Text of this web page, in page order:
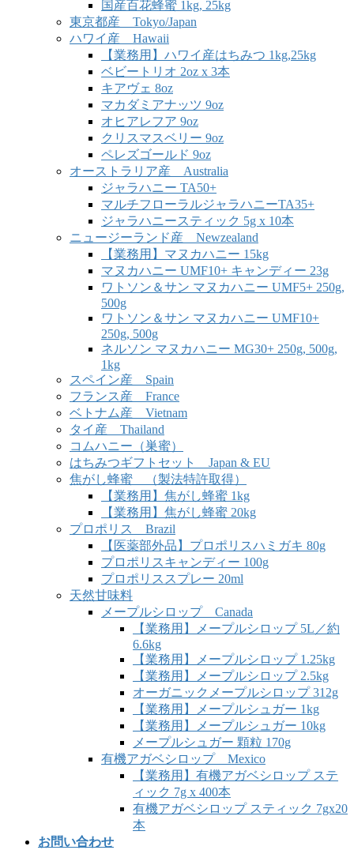
国産百花蜂蜜 1kg, 25kg
東京都産 Tokyo/Japan
ハワイ産 Hawaii
【業務用】ハワイ産はちみつ 1kg,25kg
ベビートリオ 2oz x 3本
キアヴェ 8oz
マカダミアナッツ 9oz
オヒアレフア 9oz
クリスマスベリー 9oz
ペレズゴールド 9oz
オーストラリア産 Australia
ジャラハニー TA50+
マルチフローラルジャラハニーTA35+
ジャラハニースティック 5g x 10本
ニュージーランド産 Newzealand
【業務用】マヌカハニー 15kg
マヌカハニー UMF10+ キャンディー 23g
ワトソン＆サン マヌカハニー UMF5+ 250g,
500g
ワトソン＆サン マヌカハニー UMF10+
250g, 500g
ネルソン マヌカハニー MG30+ 250g, 500g,
1kg
スペイン産 Spain
フランス産 France
ベトナム産 Vietnam
タイ産 Thailand
コムハニー（巣蜜）
はちみつギフトセット Japan & EU
焦がし蜂蜜 （製法特許取得）
【業務用】焦がし蜂蜜 1kg
【業務用】焦がし蜂蜜 20kg
プロポリス Brazil
【医薬部外品】プロポリスハミガキ 80g
プロポリスキャンディー 100g
プロポリススプレー 20ml
天然甘味料
メープルシロップ Canada
【業務用】メープルシロップ 5L／約
6.6kg
【業務用】メープルシロップ 1.25kg
【業務用】メープルシロップ 2.5kg
オーガニックメープルシロップ 312g
【業務用】メープルシュガー 1kg
【業務用】メープルシュガー 10kg
メープルシュガー 顆粒 170g
有機アガベシロップ Mexico
【業務用】有機アガベシロップ ステ
ィック 7g x 400本
有機アガベシロップ スティック 7gx20
本
お問い合わせ